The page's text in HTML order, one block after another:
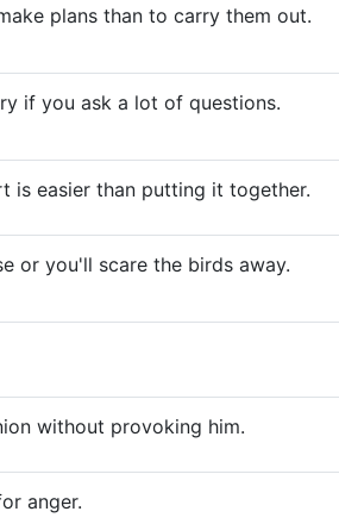
plans than to carry them out.
if you ask a lot of questions.
is easier than putting it together.
or you'll scare the birds away.
without provoking him.
anger.